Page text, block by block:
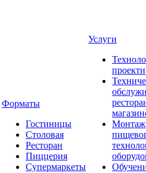
Форматы
Гостиницы
Столовая
Ресторан
Пиццерия
Супермаркеты
Услуги
Монтаж